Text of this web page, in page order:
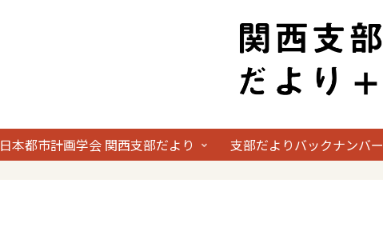
日本都市計画学会 関西支部だより 支部だよりバックナンバー